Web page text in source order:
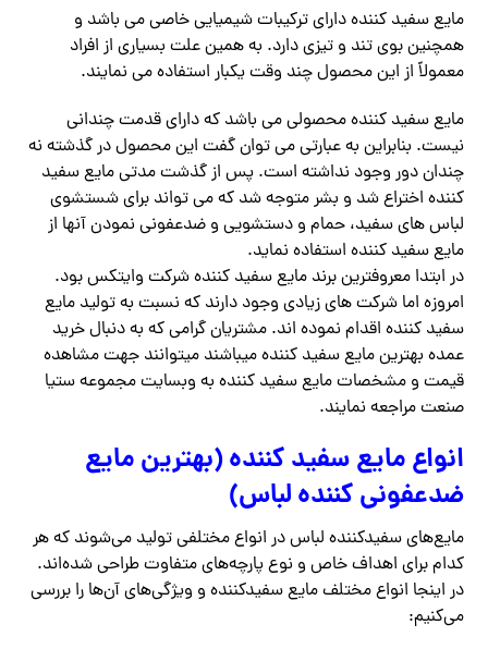
مایع سفید کننده دارای ترکیبات شیمیایی خاصی می باشد و
همچنین بوی تند و تیزی دارد. به همین علت بسیاری از افراد
معمولاً از این محصول چند وقت یکبار استفاده می نمایند.
مایع سفید کننده محصولی می باشد که دارای قدمت چندانی
نیست. بنابراین به عبارتی می توان گفت این محصول در گذشته نه
چندان دور وجود نداشته است. پس از گذشت مدتی مایع سفید
کننده اختراع شد و بشر متوجه شد که می تواند برای شستشوی
لباس های سفید، حمام و دستشویی و ضدعفونی نمودن آنها از
مایع سفید کننده استفاده نماید.
در ابتدا معروفترین برند مایع سفید کننده شرکت وایتکس بود.
امروزه اما شرکت های زیادی وجود دارند که نسبت به تولید مایع
سفید کننده اقدام نموده اند. مشتریان گرامی که به دنبال خرید
عمده بهترین مایع سفید کننده میباشند میتوانند جهت مشاهده
قیمت و مشخصات مایع سفید کننده به وبسایت مجموعه ستیا
صنعت مراجعه نمایند.
انواع مایع سفید کننده (بهترین مایع
ضدعفونی کننده لباس)
مایع‌های سفیدکننده لباس در انواع مختلفی تولید می‌شوند که هر
کدام برای اهداف خاص و نوع پارچه‌های متفاوت طراحی شده‌اند.
در اینجا انواع مختلف مایع سفیدکننده و ویژگی‌های آن‌ها را بررسی
می‌کنیم: